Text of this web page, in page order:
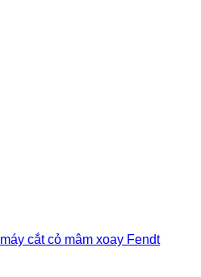
máy cắt cỏ mâm xoay Fendt